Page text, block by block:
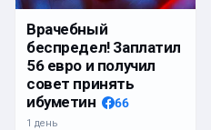
Врачебный
беспредел! Заплатил
56 евро и получил
совет принять
ибуметин
66
1 день